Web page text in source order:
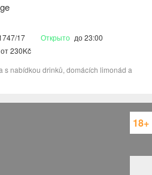
17 Открыто до 23:00
230Kč
s nabídkou drinků, domácích limonád a
18+